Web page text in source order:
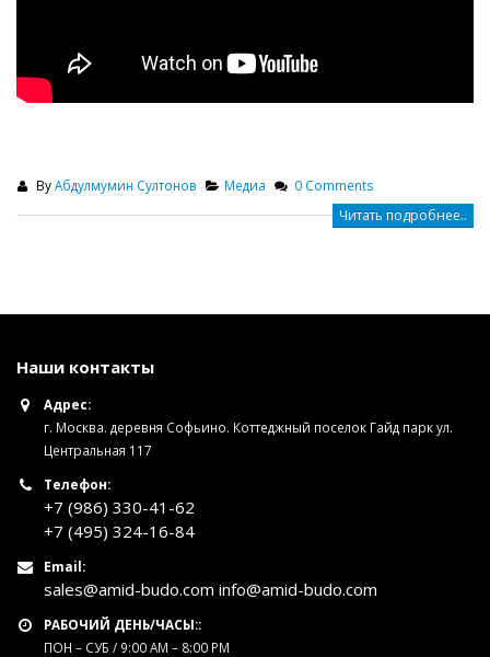
ByАбдулмумин Султонов Медиа 0 Comments
Читать подробнее..
Наши контакты
Адрес:
г. Москва. деревня Софьино. Коттеджный поселок Гайд парк ул.
Центральная 117
Телефон:
+7 (986) 330-41-62
+7 (495) 324-16-84
Email:
sales@amid-budo.com info@amid-budo.com
РАБОЧИЙ ДЕНЬ/ЧАСЫ::
ПОН – СУБ / 9:00 AM – 8:00 PM